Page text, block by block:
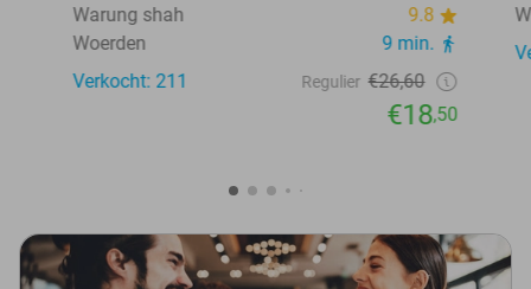
Warung shah
9.8
Woerden
9 min.
Verkocht: 211
Regulier €26,60
€18,50